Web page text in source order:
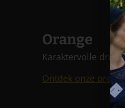
Orange
Karaktervolle
Ontdek onze